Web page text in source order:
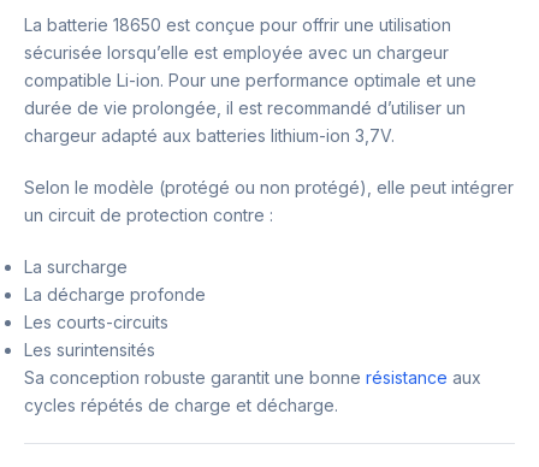
La batterie 18650 est conçue pour offrir une utilisation
sécurisée lorsqu’elle est employée avec un chargeur
compatible Li-ion. Pour une performance optimale et une
durée de vie prolongée, il est recommandé d’utiliser un
chargeur adapté aux batteries lithium-ion 3,7V.
Selon le modèle (protégé ou non protégé), elle peut intégrer
un circuit de protection contre :
La surcharge
La décharge profonde
Les courts-circuits
Les surintensités
Sa conception robuste garantit une bonne résistance aux
cycles répétés de charge et décharge.